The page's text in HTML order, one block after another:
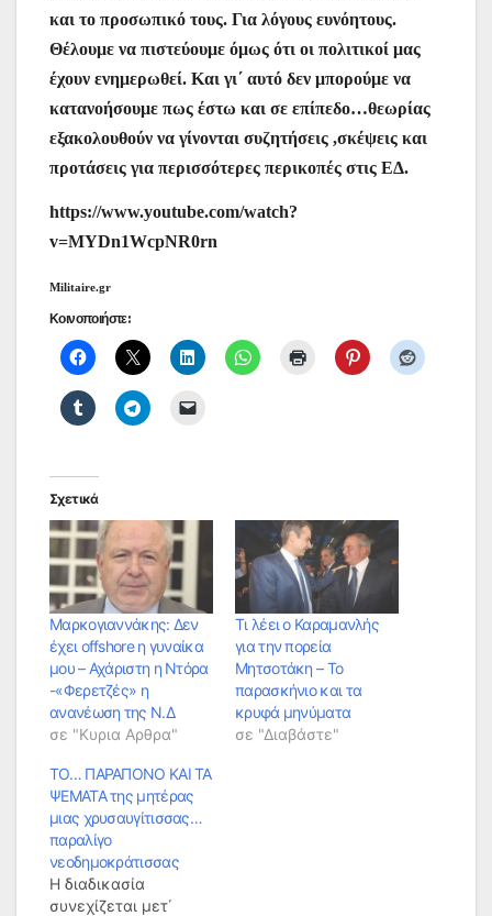
και το προσωπικό τους. Για λόγους ευνόητους.
Θέλουμε να πιστεύουμε όμως ότι οι πολιτικοί μας
έχουν ενημερωθεί. Και γι΄ αυτό δεν μπορούμε να
κατανοήσουμε πως έστω και σε επίπεδο…θεωρίας
εξακολουθούν να γίνονται συζητήσεις ,σκέψεις και
προτάσεις για περισσότερες περικοπές στις ΕΔ.
https://www.youtube.com/watch?
v=MYDn1WcpNR0rn
Militaire.gr
Κοινοποιήστε:
Σχετικά
Mαρκογιαννάκης: Δεν
έχει offshore η γυναίκα
μου – Αχάριστη η Ντόρα
-«Φερετζές» η
ανανέωση της Ν.Δ
σε "Κυρια Αρθρα"
Τι λέει ο Καραμανλής
για την πορεία
Μητσοτάκη – Το
παρασκήνιο και τα
κρυφά μηνύματα
σε "Διαβάστε"
ΤΟ… ΠΑΡΑΠΟΝΟ ΚΑΙ ΤΑ
ΨΕΜΑΤΑ της μητέρας
μιας χρυσαυγίτισσας…
παραλίγο
νεοδημοκράτισσας
Η διαδικασία
συνεχίζεται μετ΄